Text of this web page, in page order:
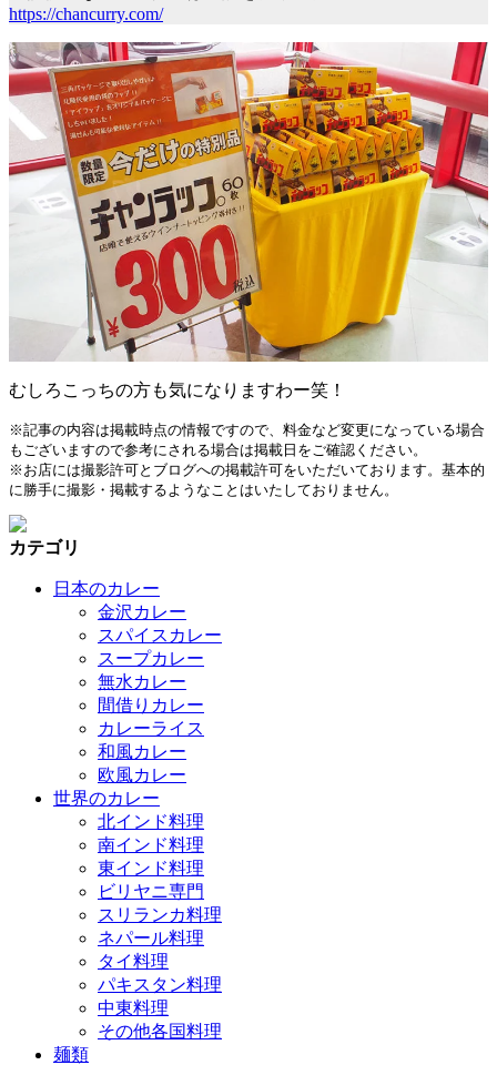
https://chancurry.com/
むしろこっちの方も気になりますわー笑！
※記事の内容は掲載時点の情報ですので、料金など変更になっている場合
もございますので参考にされる場合は掲載日をご確認ください。
※お店には撮影許可とブログへの掲載許可をいただいております。基本的
に勝手に撮影・掲載するようなことはいたしておりません。
カテゴリ
日本のカレー
金沢カレー
スパイスカレー
スープカレー
無水カレー
間借りカレー
カレーライス
和風カレー
欧風カレー
世界のカレー
北インド料理
南インド料理
東インド料理
ビリヤニ専門
スリランカ料理
ネパール料理
タイ料理
パキスタン料理
中東料理
その他各国料理
麺類